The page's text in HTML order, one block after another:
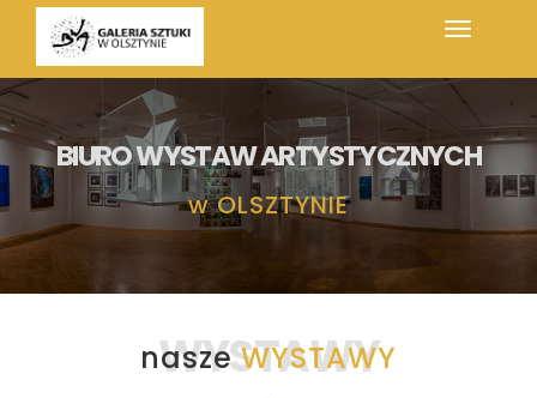
BIURO WYSTAW ARTYSTYCZNYCH
w OLSZTYNIE
WYSTAWY
naszeWYSTAWY